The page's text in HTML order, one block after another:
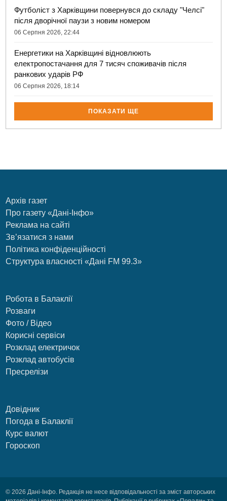
Футболіст з Харківщини повернувся до складу "Челсі"
після дворічної паузи з новим номером
06 Серпня 2026, 22:44
Енергетики на Харківщині відновлюють
електропостачання для 7 тисяч споживачів після
ранкових ударів РФ
06 Серпня 2026, 18:14
ПОКАЗАТИ ЩЕ
Архів газет
Про газету «Дані-Інфо»
Реклама на сайті
Зв’язатися з нами
Політика конфіденційності
Структура власності «Дані FM 99.3»
Робота в Балаклії
Розваги
Фото / Відео
Корисні сервіси
Розклад електричок
Розклад автобусів
Пресрелізи
Довідник
Погода в Балаклії
Курс валют
Гороскоп
© 2026 Дані-Інфо. Редакція не несе відповідальності за зміст авторських